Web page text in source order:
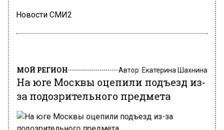
Новости СМИ2
МОЙ РЕГИОН Автор: Екатерина Шахнина
На юге Москвы оцепили подъезд из-
за подозрительного предмета